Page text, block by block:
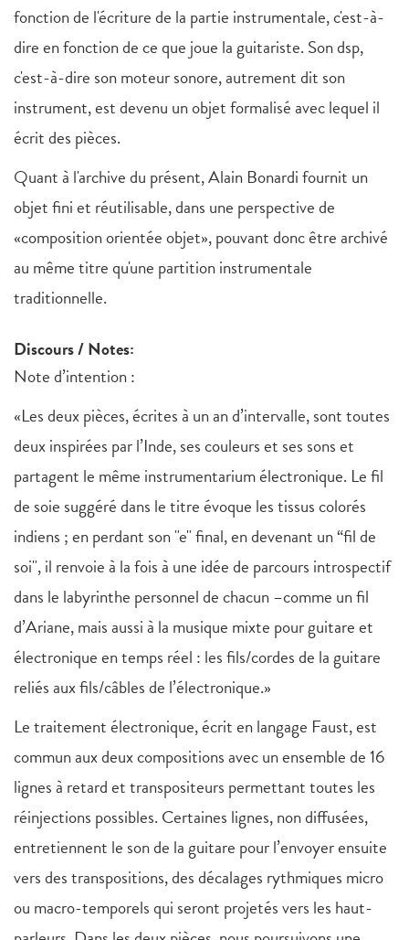
fonction de l'écriture de la partie instrumentale, c'est-à-
dire en fonction de ce que joue la guitariste. Son dsp,
c'est-à-dire son moteur sonore, autrement dit son
instrument, est devenu un objet formalisé avec lequel il
écrit des pièces.
Quant à l'archive du présent, Alain Bonardi fournit un
objet fini et réutilisable, dans une perspective de
«composition orientée objet», pouvant donc être archivé
au même titre qu'une partition instrumentale
traditionnelle.
Discours / Notes:
Note d’intention :
«Les deux pièces, écrites à un an d’intervalle, sont toutes
deux inspirées par l’Inde, ses couleurs et ses sons et
partagent le même instrumentarium électronique. Le fil
de soie suggéré dans le titre évoque les tissus colorés
indiens ; en perdant son "e" final, en devenant un “fil de
soi", il renvoie à la fois à une idée de parcours introspectif
dans le labyrinthe personnel de chacun –comme un fil
d’Ariane, mais aussi à la musique mixte pour guitare et
électronique en temps réel : les fils/cordes de la guitare
reliés aux fils/câbles de l’électronique.»
Le traitement électronique, écrit en langage Faust, est
commun aux deux compositions avec un ensemble de 16
lignes à retard et transpositeurs permettant toutes les
réinjections possibles. Certaines lignes, non diffusées,
entretiennent le son de la guitare pour l’envoyer ensuite
vers des transpositions, des décalages rythmiques micro
ou macro-temporels qui seront projetés vers les haut-